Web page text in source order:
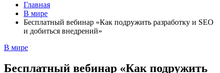
Главная
В мире
Бесплатный вебинар «Как подружить разработку и SEO
и добиться внедрений»
В мире
Бесплатный вебинар «Как подружить